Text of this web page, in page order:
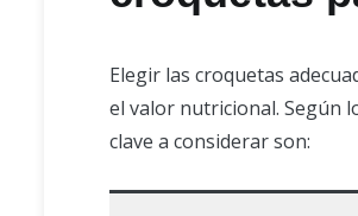
Elegir las croquetas
el valor nutricional. Según
clave a considerar son: